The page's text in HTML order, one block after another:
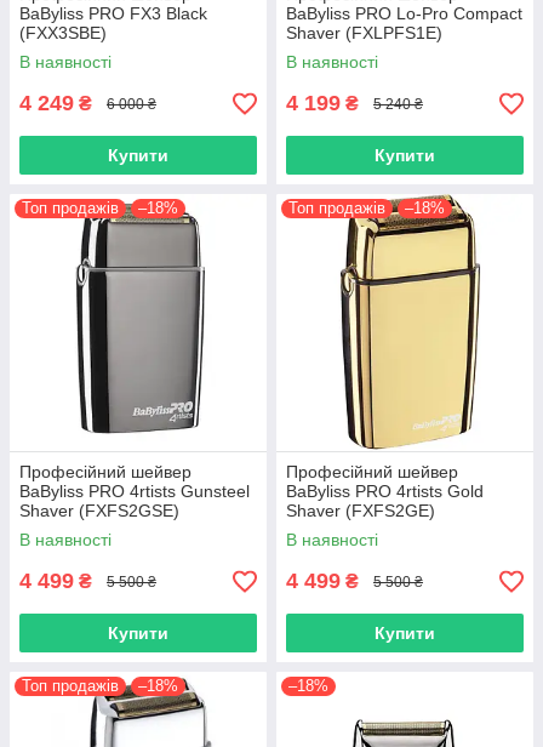
BaByliss PRO FX3 Black
(FXX3SBE)
В наявності
4 249 ₴ 6 000 ₴
Купити
BaByliss PRO Lo-Pro Compact
Shaver (FXLPFS1E)
В наявності
4 199 ₴ 5 240 ₴
Купити
Топ продажів –18%
Професійний шейвер
BaByliss PRO 4rtists Gunsteel
Shaver (FXFS2GSE)
В наявності
4 499 ₴ 5 500 ₴
Купити
Топ продажів –18%
Професійний шейвер
BaByliss PRO 4rtists Gold
Shaver (FXFS2GE)
В наявності
4 499 ₴ 5 500 ₴
Купити
Топ продажів –18% –18%